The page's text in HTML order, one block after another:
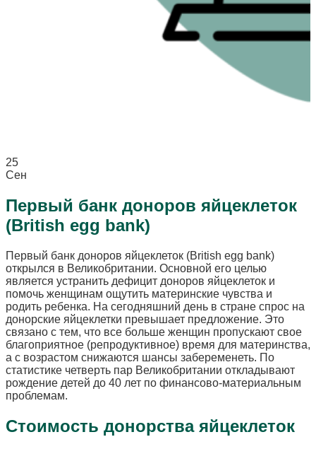
25
Сен
Первый банк доноров яйцеклеток
(British egg bank)
Первый банк доноров яйцеклеток (British egg bank)
открылся в Великобритании. Основной его целью
является устранить дефицит доноров яйцеклеток и
помочь женщинам ощутить материнские чувства и
родить ребенка. На сегодняшний день в стране спрос на
донорские яйцеклетки превышает предложение. Это
связано с тем, что все больше женщин пропускают свое
благоприятное (репродуктивное) время для материнства,
а с возрастом снижаются шансы забеременеть. По
статистике четверть пар Великобритании откладывают
рождение детей до 40 лет по финансово-материальным
проблемам.
Стоимость донорства яйцеклеток